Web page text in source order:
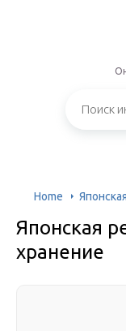
Home
Японская
хранение